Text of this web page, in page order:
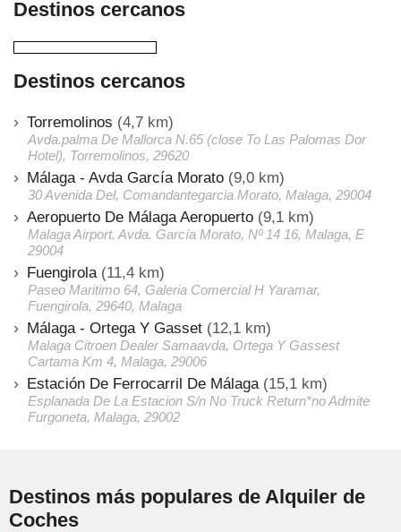
Destinos cercanos
Destinos cercanos
Torremolinos (4,7 km)
Avda.palma De Mallorca N.65 (close To Las Palomas Dor
Hotel), Torremolinos, 29620
Málaga - Avda García Morato (9,0 km)
30 Avenida Del, Comandantegarcia Morato, Malaga, 29004
Aeropuerto De Málaga Aeropuerto (9,1 km)
Malaga Airport. Avda. García Morato, Nº 14 16, Malaga, E
29004
Fuengirola (11,4 km)
Paseo Maritimo 64, Galeria Comercial H Yaramar,
Fuengirola, 29640, Malaga
Málaga - Ortega Y Gasset (12,1 km)
Malaga Citroen Dealer Samaavda, Ortega Y Gassest
Cartama Km 4, Malaga, 29006
Estación De Ferrocarril De Málaga (15,1 km)
Esplanada De La Estacion S/n No Truck Return*no Admite
Furgoneta, Malaga, 29002
Destinos más populares de Alquiler de
Coches